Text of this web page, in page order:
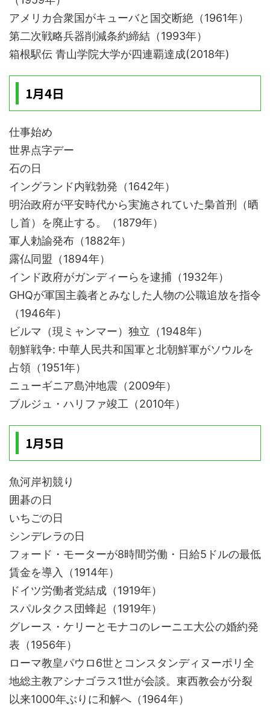
アメリカ合衆国がキューバと国交断絶（1961年）
第二次戦略兵器削減条約締結（1993年）
箱根駅伝 青山学院大学が四連覇達成(2018年)
1月4日
仕事始め
世界点字デー
石の日
イングランド内戦勃発（1642年）
明治政府が平安時代から実施されていた梟首刑（晒
し首）を廃止する。（1879年）
軍人勅諭発布（1882年）
露仏同盟（1894年）
インド政府がガンディーらを逮捕（1932年）
GHQが軍国主義者とみなした人物の公職追放を指令
（1946年）
ビルマ（現ミャンマー）独立（1948年）
朝鮮戦争: 中華人民共和国軍と北朝鮮軍がソウルを
占領（1951年）
ニューギニア島沖地震（2009年）
ブルジュ・ハリファ竣工（2010年）
1月5日
魚河岸初競り
囲碁の日
いちごの日
シンデレラの日
フォード・モーターが8時間労働・日給5ドルの最低
賃金を導入（1914年）
ドイツ労働者党結成（1919年）
スパルタクス団蜂起（1919年）
グレース・ケリーとモナコのレーニエ大公の婚約発
表（1956年）
ローマ教皇パウロ6世とコンスタンディヌーポリ全
地総主教アシナゴラス1世が会談。東西教会が分裂
以来1000年ぶりに和解へ（1964年）